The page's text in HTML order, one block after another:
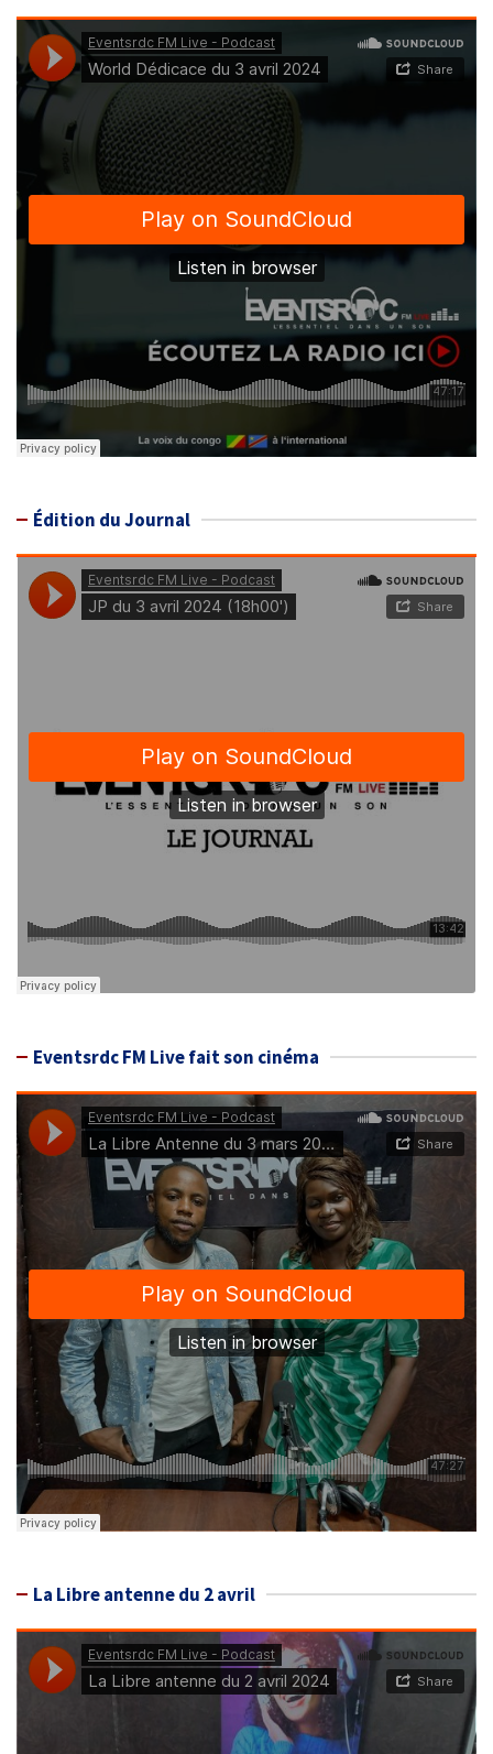
Édition du Journal
Eventsrdc FM Live fait son cinéma
La Libre antenne du 2 avril